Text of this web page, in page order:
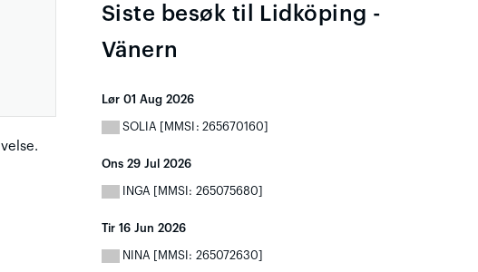
Siste besøk til Lidköping -
Vänern
Lør 01 Aug 2026
SOLIA [MMSI: 265670160]
Ons 29 Jul 2026
INGA [MMSI: 265075680]
Tir 16 Jun 2026
NINA [MMSI: 265072630]